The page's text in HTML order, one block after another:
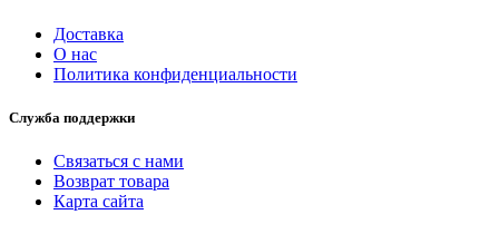
Доставка
О нас
Политика конфиденциальности
Служба поддержки
Связаться с нами
Возврат товара
Карта сайта